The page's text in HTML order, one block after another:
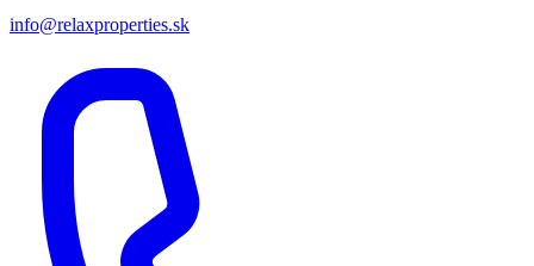
info@relaxproperties.sk